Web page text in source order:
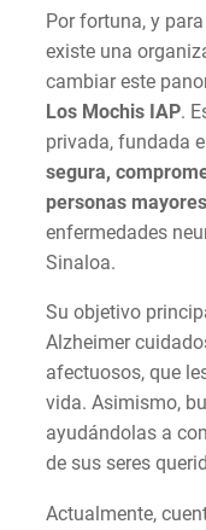
Por fortuna, y
existe una
cambiar este
Los Mochis IAP.
privada, fundada
segura,
personas
enfermedades
Sinaloa.
Su objetivo
Alzheimer
afectuosos, que
vida. Asimismo,
ayudándolas a
de sus seres
Actualmente,